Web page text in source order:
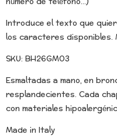
Introduce el texto que
los caracteres disponibles.
SKU: BH26GM03
Esmaltadas a mano, en
resplandecientes. Cada
con materiales
Made in Italy